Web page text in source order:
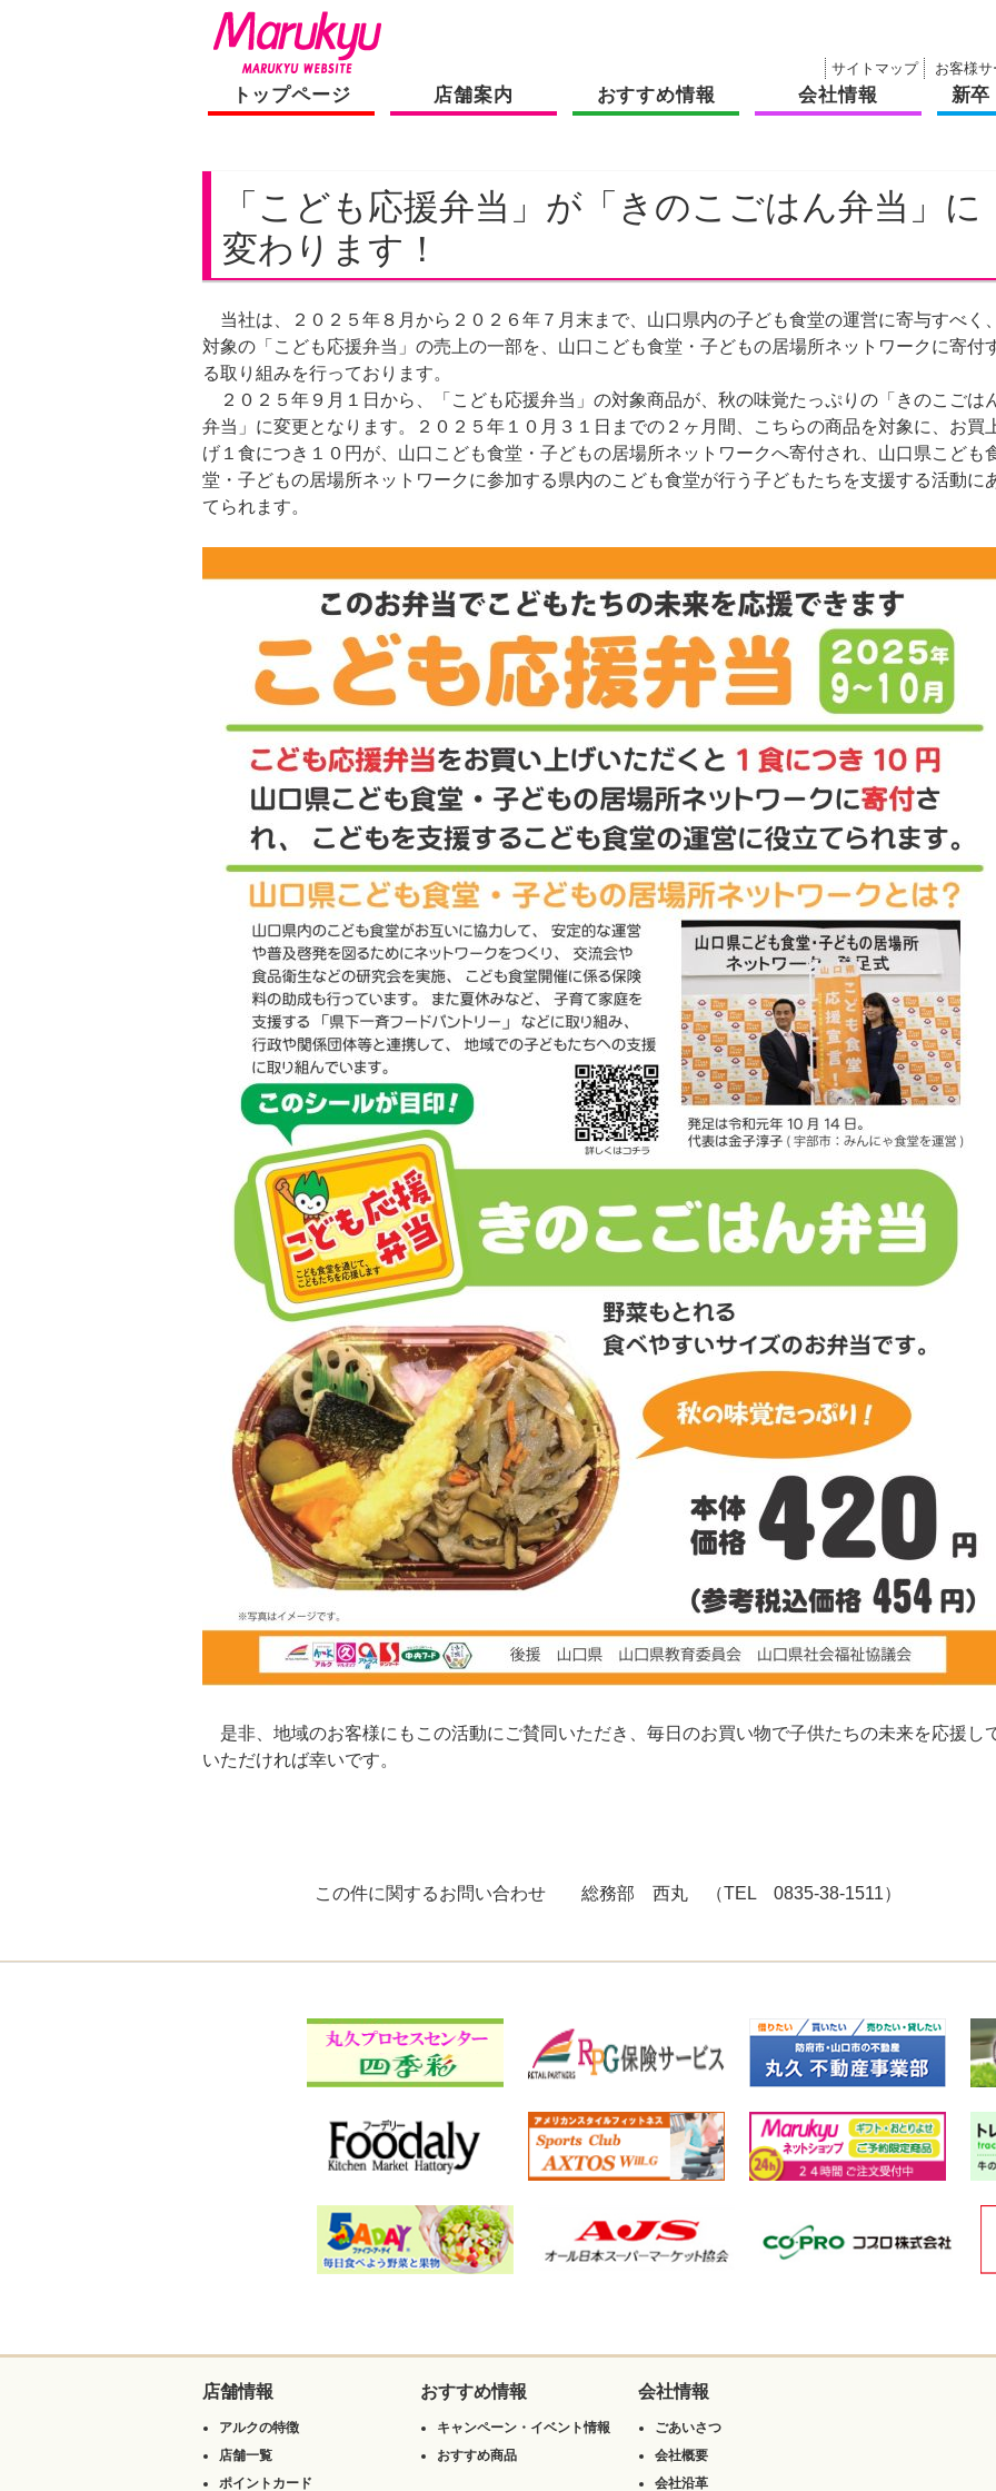
サイトマップ お客様
トップページ 店舗案内 おすすめ情報 会社情報 新卒
「こども応援弁当」が「きのこごはん弁当」に
変わります！
当社は、２０２５年８月から２０２６年７月末まで、山口県内の子ども食堂の運営に寄与すべく
対象の「こども応援弁当」の売上の一部を、山口こども食堂・子どもの居場所ネットワークに寄付
る取り組みを行っております。
２０２５年９月１日から、「こども応援弁当」の対象商品が、秋の味覚たっぷりの「きのこごは
弁当」に変更となります。２０２５年１０月３１日までの２ヶ月間、こちらの商品を対象に、お買
げ１食につき１０円が、山口こども食堂・子どもの居場所ネットワークへ寄付され、山口県こども
堂・子どもの居場所ネットワークに参加する県内のこども食堂が行う子どもたちを支援する活動に
てられます。
是非、地域のお客様にもこの活動にご賛同いただき、毎日のお買い物で子供たちの未来を応援し
いただければ幸いです。
この件に関するお問い合わせ 総務部 西丸 （TEL 0835-38-1511）
店舗情報
アルクの特徴
店舗一覧
ポイントカード
おすすめ情報
キャンペーン・イベント情報
おすすめ商品
会社情報
ごあいさつ
会社概要
会社沿革